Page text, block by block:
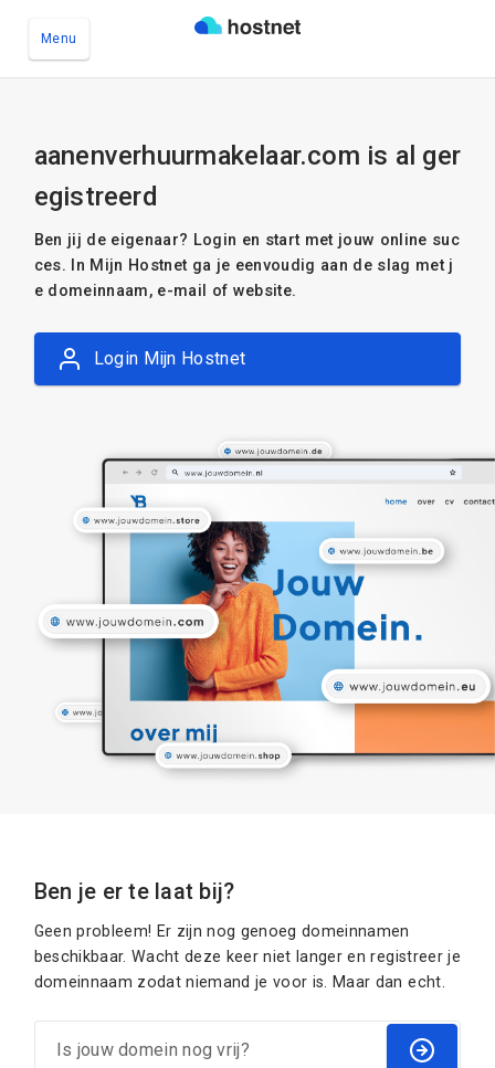
Menu
aanenverhuurmakelaar.com is al ger
egistreerd
Ben jij de eigenaar? Login en start met jouw online suc
ces. In Mijn Hostnet ga je eenvoudig aan de slag met j
e domeinnaam, e-mail of website.
Login Mijn Hostnet
Ben je er te laat bij?
Geen probleem! Er zijn nog genoeg domeinnamen
beschikbaar. Wacht deze keer niet langer en registreer je
domeinnaam zodat niemand je voor is. Maar dan echt.